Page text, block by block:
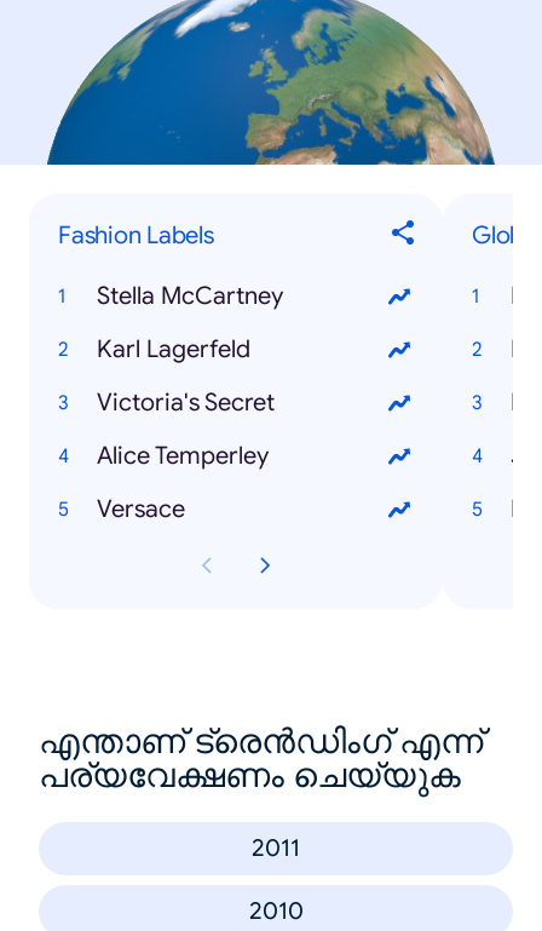
Fashion Labels
Stella McCartney
Karl Lagerfeld
Victoria's Secret
Alice Temperley
Versace
എന്താണ് ട്രെൻഡിംഗ് എന്ന്
പര്യവേക്ഷണം ചെയ്യുക
2011
2010